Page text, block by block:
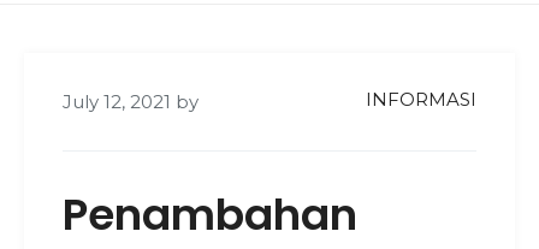
July 12, 2021 by INFORMASI
Penambahan